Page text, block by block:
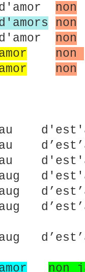
non
non
non
non
non
non